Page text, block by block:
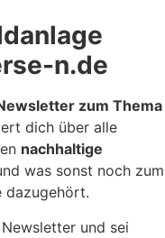
n.de
zum Thema
dich über alle
nachhaltige
was sonst noch zum
dazugehört.
und sei